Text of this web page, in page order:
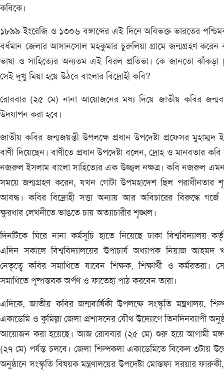
কবিকে।
১৮৯৯ ইংরেজি ও ১৩০৬ বঙ্গাব্দের এই দিনে অবিভক্ত ভারতের
বর্ধমান জেলার আসানসোল মহকুমার চুরুলিয়া গ্রামে জন্মগ্রহণ করেন
ভাষা ও সাহিত্যের অন্যতম এই বিরল প্রতিভা। কে জানতো ঝাঁকড়া
সেই দুখু মিয়া হয়ে উঠবে বাংলার বিদ্রোহী কবি?
রোববার (২৫ মে) নানা আয়োজনের মধ্য দিয়ে জাতীয় কবির
উদযাপন করা হবে।
জাতীয় কবির জন্মজয়ন্তী উপলক্ষে প্রধান উপদেষ্টা প্রফেসর মুহাম্মদ
বাণী দিয়েছেন। বাণীতে প্রধান উপদেষ্টা বলেন, দ্রোহ ও মানবতার কবি
নজরুল ইসলাম বাংলা সাহিত্যের এক উজ্জ্বল নক্ষত্র। কবি নজরুল
সময়ে জন্মগ্রহণ করেন, যখন গোটা উপমহাদেশ ছিল পরাধীনতার
আবদ্ধ। কবির বিদ্রোহী সত্তা অন্যায় আর অবিচারের বিরুদ্ধে
ক্ষুরধার লেখনীতে ভাঙতে চায় অত্যাচারীর শৃঙ্খল।
দিনটিকে ঘিরে নানা কর্মসূচি হাতে নিয়েছে ঢাকা বিশ্ববিদ্যালয়
এদিন সকালে বিশ্ববিদ্যালয়ের উপাচার্য অধ্যাপক নিয়াজ আহমদ
নেতৃত্বে কবির সমাধিতে যাবেন শিক্ষক, শিক্ষার্থী ও কর্মরতরা।
সমাধিতে পুষ্পস্তবক অর্পণ ও ফাতেহা পাঠ করবেন তারা।
এদিকে, জাতীয় কবির জন্মবার্ষিকী উপলক্ষে সংস্কৃতি মন্ত্রণালয়,
একাডেমি ও কুমিল্লা জেলা প্রশাসনের যৌথ উদ্যোগে তিনদিনব্যাপী
আয়োজন করা হয়েছে। আজ রোববার (২৫ মে) শুরু হয়ে আগামী
(২৭ মে) পর্যন্ত চলবে। জেলা শিল্পকলা একাডেমিতে বিকেল ৩টায়
অনুষ্ঠানে সংস্কৃতি বিষয়ক মন্ত্রণালয়ের উপদেষ্টা মোস্তফা সরয়ার